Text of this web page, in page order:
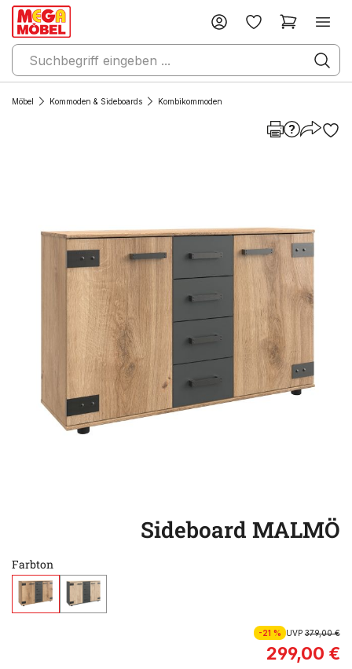
Möbel Kommoden & Sideboards Kombikommoden
Sideboard MALMÖ
Farbton
-21 % UVP379,00 €
299,00 €